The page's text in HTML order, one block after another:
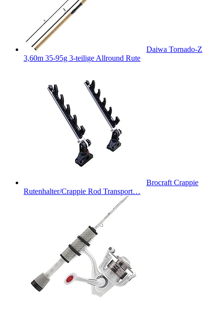
Daiwa Tornado-Z
3,60m 35-95g 3-teilige Allround Rute
Brocraft Crappie
Rutenhalter/Crappie Rod Transport…